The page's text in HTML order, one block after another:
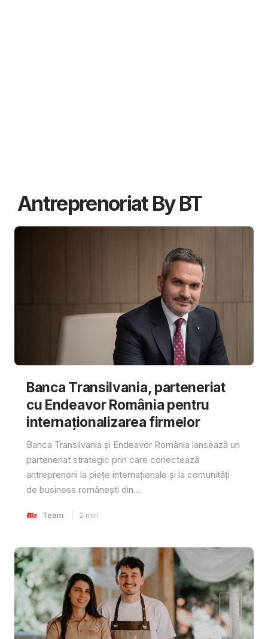
Antreprenoriat By BT
Banca Transilvania, parteneriat
cu Endeavor România pentru
internaționalizarea firmelor
Banca Transilvania și Endeavor România lansează un
parteneriat strategic prin care conectează
antreprenorii la piețe internaționale și la comunități
de business românești din...
Team 2 min